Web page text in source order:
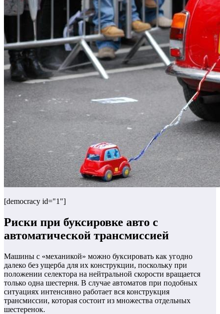
[democracy id="1"]
Риски при буксировке авто с
автоматической трансмиссией
Машины с «механикой» можно буксировать как угодно
далеко без ущерба для их конструкции, поскольку при
положении селектора на нейтральной скорости вращается
только одна шестерня. В случае автоматов при подобных
ситуациях интенсивно работает вся конструкция
трансмиссии, которая состоит из множества отдельных
шестеренок.